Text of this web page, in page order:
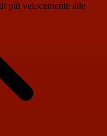
più velocemente alle